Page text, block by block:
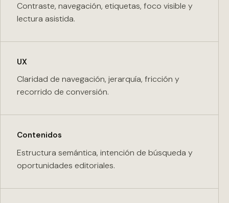
Contraste, navegación, etiquetas, foco visible y
lectura asistida.
UX
Claridad de navegación, jerarquía, fricción y
recorrido de conversión.
Contenidos
Estructura semántica, intención de búsqueda y
oportunidades editoriales.